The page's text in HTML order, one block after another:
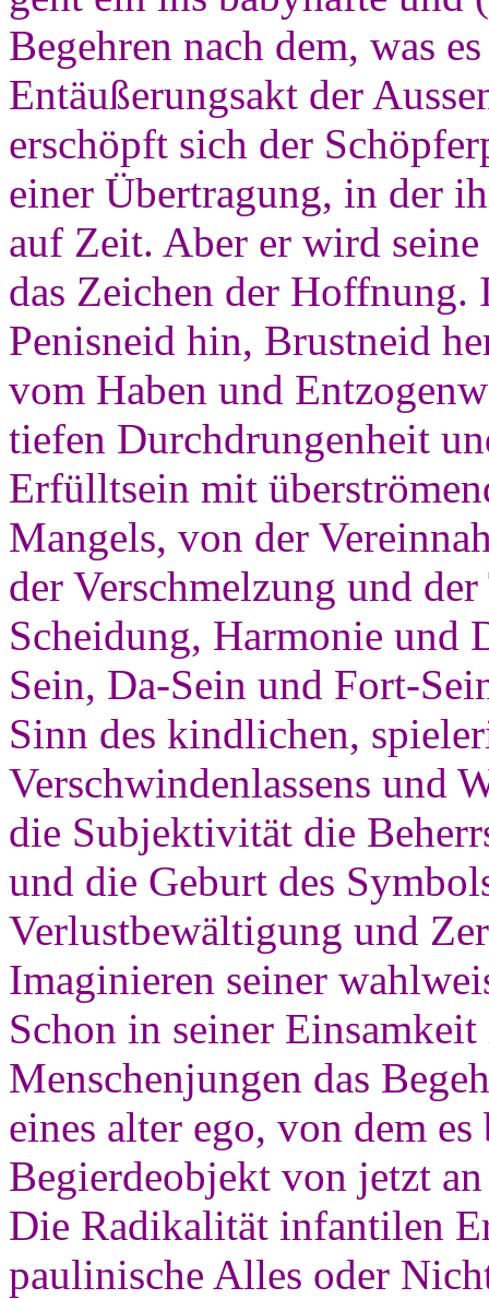
Begehren nach dem, was
Entäußerungsakt der
erschöpft sich der
einer Übertragung, in der
auf Zeit. Aber er wird
das Zeichen der Hoffnung.
Penisneid hin, Brustneid
vom Haben und
tiefen Durchdrungenheit
Erfülltsein mit
Mangels, von der
der Verschmelzung und
Scheidung, Harmonie und
Sein, Da-Sein und Fort-
Sinn des kindlichen,
Verschwindenlassens und
die Subjektivität die
und die Geburt des
Verlustbewältigung und
Imaginieren seiner
Schon in seiner Einsamkeit
Menschenjungen das
eines alter ego, von dem
Begierdeobjekt von jetzt
Die Radikalität infantilen
paulinische Alles oder